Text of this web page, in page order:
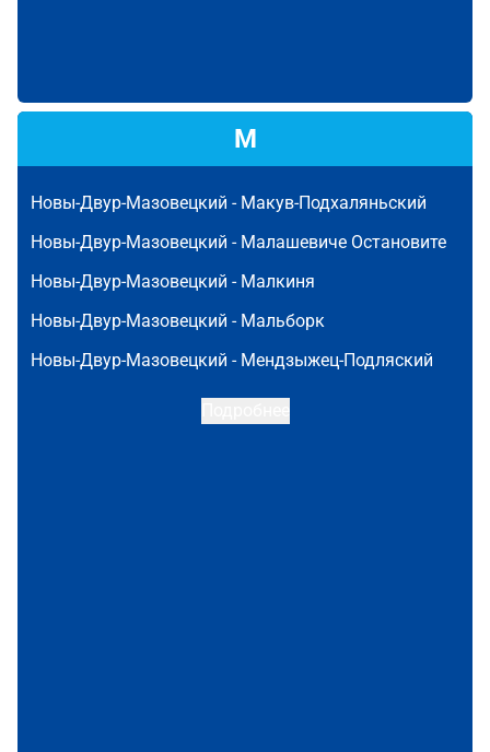
М
Новы-Двур-Мазовецкий - Макув-Подхаляньский
Новы-Двур-Мазовецкий - Малашевиче Остановите
Новы-Двур-Мазовецкий - Малкиня
Новы-Двур-Мазовецкий - Мальборк
Новы-Двур-Мазовецкий - Мендзыжец-Подляский